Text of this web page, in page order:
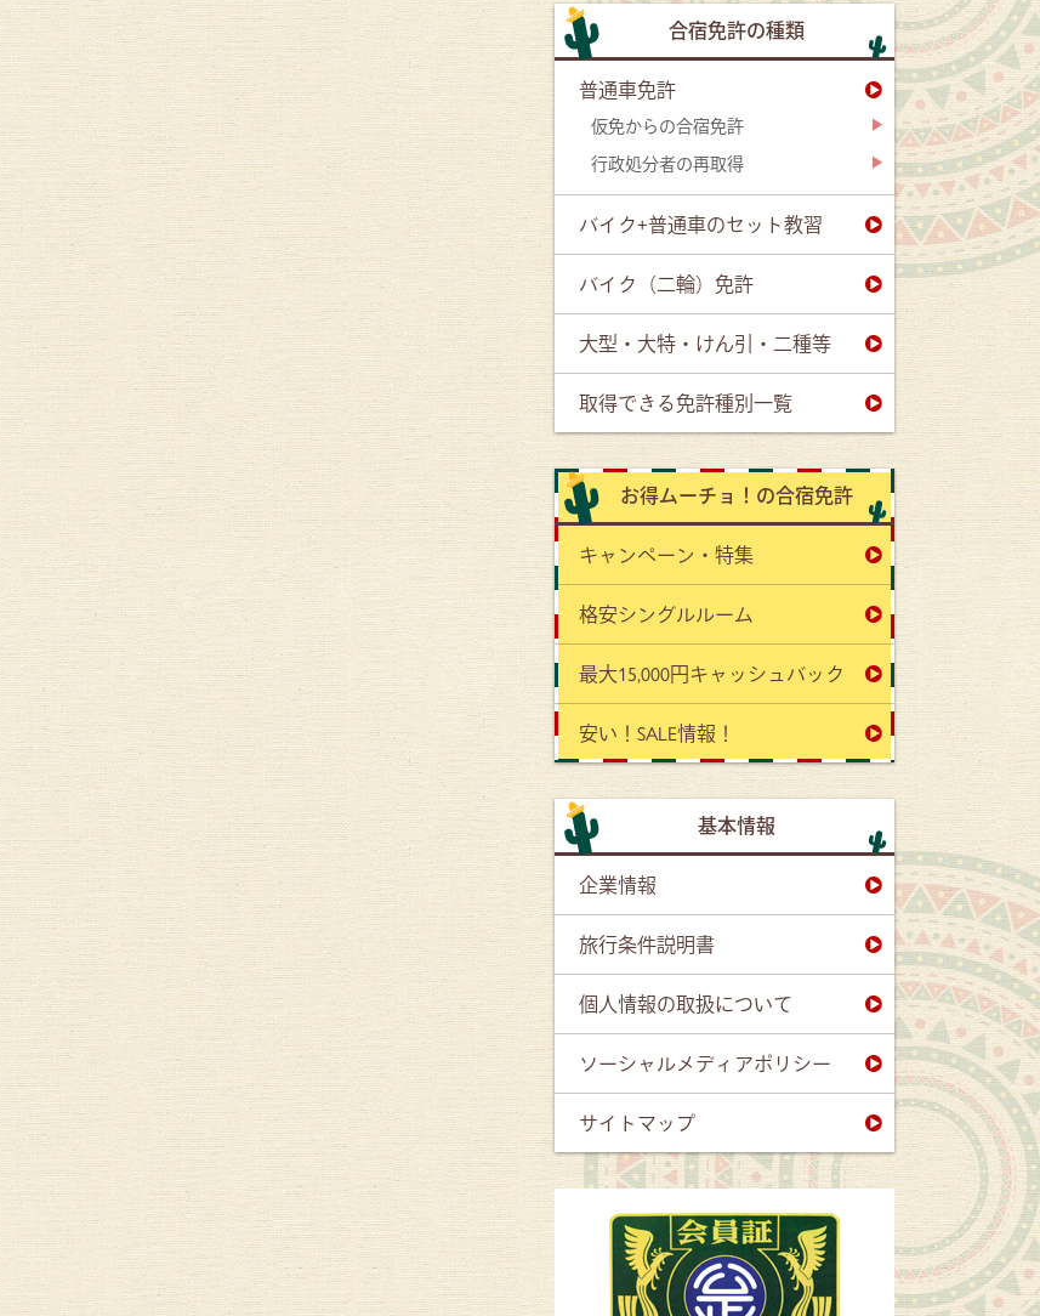
合宿免許の種類
普通車免許
仮免からの合宿免許
行政処分者の再取得
バイク+普通車のセット教習
バイク（二輪）免許
大型・大特・けん引・二種等
取得できる免許種別一覧
お得ムーチョ！の合宿免許
キャンペーン・特集
格安シングルルーム
最大15,000円キャッシュバック
安い！SALE情報！
基本情報
企業情報
旅行条件説明書
個人情報の取扱について
ソーシャルメディアポリシー
サイトマップ